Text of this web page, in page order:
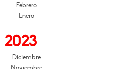
Febrero
Enero
2023
Diciembre